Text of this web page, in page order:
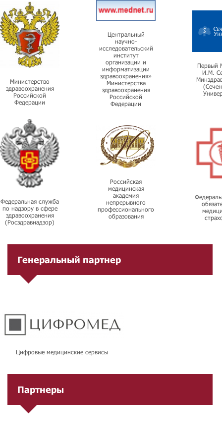
Министерство
здравоохранения
Российской
Федерации
Центральный
научно-
исследовательский
институт
организации и
информатизации
здравоохранения»
Министерства
здравоохранения
Российской
Федерации
Первый
И.М.
Федеральная служба
по надзору в сфере
здравоохранения
(Росздравнадзор)
Российская
медицинская
академия
непрерывного
профессионального
образования
Генеральный партнер
Цифровые медицинские сервисы
Партнеры